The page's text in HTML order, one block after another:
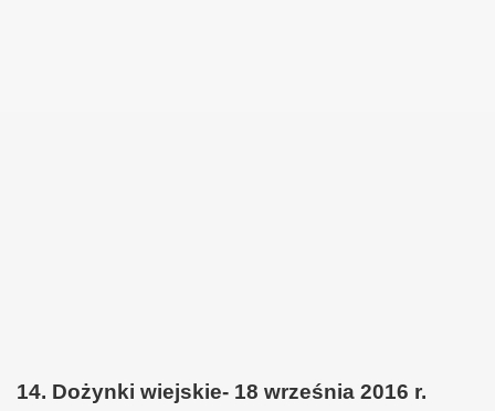
14. Dożynki wiejskie- 18 września 2016 r.